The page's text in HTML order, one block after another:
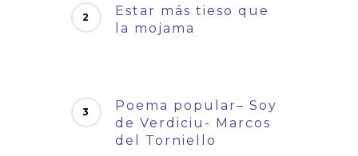
Estar más tieso que
la mojama
Poema popular– Soy
de Verdiciu- Marcos
del Torniello